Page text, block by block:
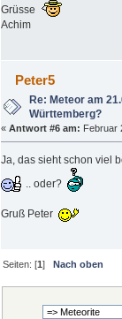
Grüsse
Achim
Peter5
Re: Meteor am
Württemberg?
« Antwort #6 am: Februar
Ja, das sieht schon viel
.. oder?
Gruß Peter
Seiten: [1]Nach oben